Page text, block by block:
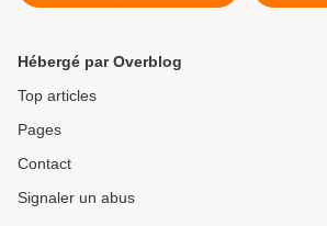
Pancol (éditions Albin
Hébergé par Overblog
Top articles
Pages
Contact
Signaler un abus